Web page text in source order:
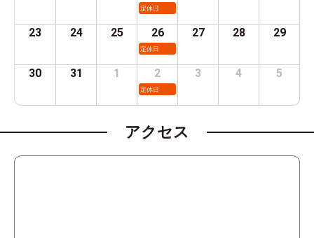
定休日
23 24 25 26
定休日
27 28 29
30 31 1 2
定休日
3 4 5
アクセス